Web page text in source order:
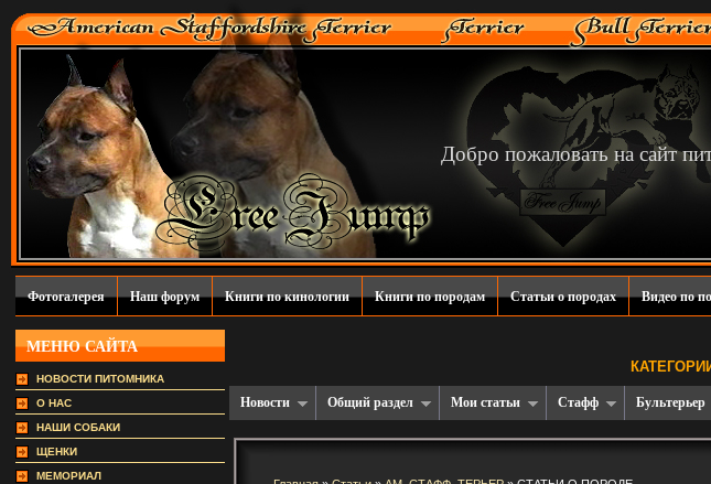
Добро пожаловать на сайт
Фотогалерея Наш форум Книги по кинологии Книги по породам Статьи о породах Видео по
МЕНЮ САЙТА
НОВОСТИ ПИТОМНИКА
О НАС
НАШИ СОБАКИ
ЩЕНКИ
МЕМОРИАЛ
Новости Общий раздел Мои статьи Стафф Бультерьер